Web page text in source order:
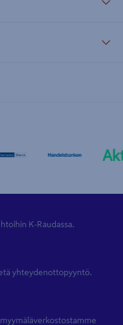
K-Raudassa.
yhteydenottopyyntö.